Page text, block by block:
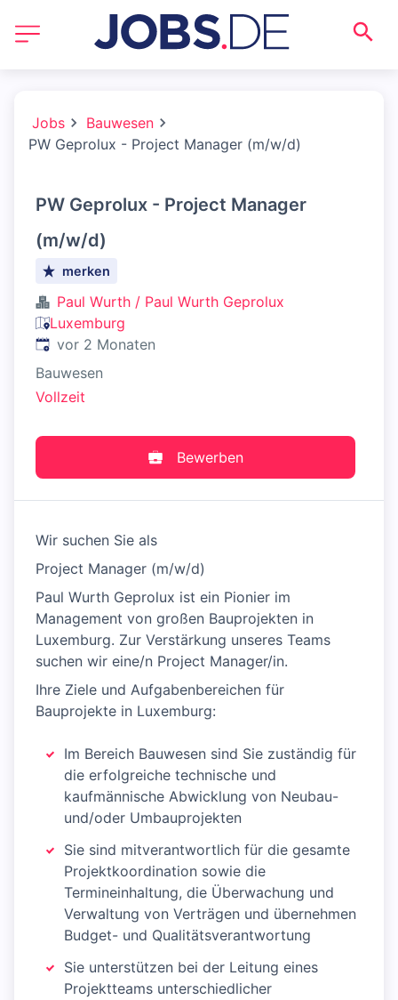
Jobs
Bauwesen
PW Geprolux - Project Manager (m/w/d)
PW Geprolux - Project Manager
(m/w/d)
merken
Paul Wurth / Paul Wurth Geprolux
Luxemburg
Veröffentlicht:
vor 2 Monaten
Bauwesen
Vollzeit
Bewerben
Wir suchen Sie als
Project Manager (m/w/d)
Paul Wurth Geprolux ist ein Pionier im
Management von großen Bauprojekten in
Luxemburg. Zur Verstärkung unseres Teams
suchen wir eine/n Project Manager/in.
Ihre Ziele und Aufgabenbereichen für
Bauprojekte in Luxemburg:
Im Bereich Bauwesen sind Sie zuständig für
die erfolgreiche technische und
kaufmännische Abwicklung von Neubau-
und/oder Umbauprojekten
Sie sind mitverantwortlich für die gesamte
Projektkoordination sowie die
Termineinhaltung, die Überwachung und
Verwaltung von Verträgen und übernehmen
Budget- und Qualitätsverantwortung
Sie unterstützen bei der Leitung eines
Projektteams unterschiedlicher